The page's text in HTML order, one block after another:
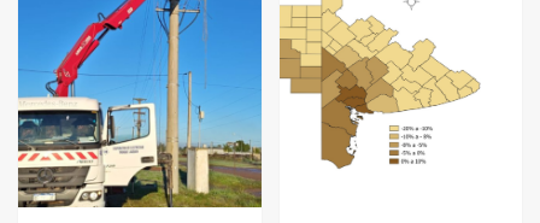
Accidente en Ruta 5: falleció un
joven de Trenque Lauquen
Los precios de los combustibles en
La Pampa, desde YPF hasta Axion
entre 857 a 1338 pesos